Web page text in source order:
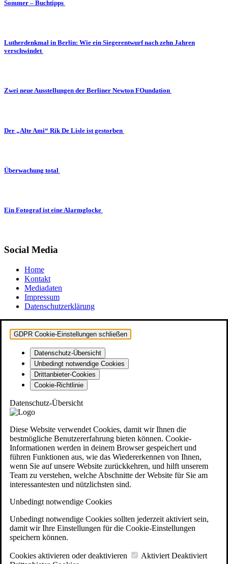
Sommer – Buchtipps
Lutherdenkmal in Berlin: Wie ein Siegerentwurf nach zehn Jahren
verschwindet
Zwei neue Ausstellungen der Berliner Newton FOundation
Der „Alte Ami“ Rik De Lisle ist gestorben
Überwachung total
Ein Fotograf ist eine Alarmglocke
Social Media
Home
Kontakt
Mediadaten
Impressum
Datenschutzerklärung
GDPR Cookie-Einstellungen schließen
Datenschutz-Übersicht
Unbedingt notwendige Cookies
Drittanbieter-Cookies
Cookie-Richtlinie
Datenschutz-Übersicht
Diese Website verwendet Cookies, damit wir Ihnen die
bestmögliche Benutzererfahrung bieten können. Cookie-
Informationen werden in deinem Browser gespeichert und
führen Funktionen aus, wie das Wiedererkennen von Ihnen,
wenn Sie auf unsere Website zurückkehren, und hilft unserem
Team zu verstehen, welche Abschnitte der Website für Sie am
interessantesten und nützlichsten sind.
Unbedingt notwendige Cookies
Unbedingt notwendige Cookies sollten jederzeit aktiviert sein,
damit wir Ihre Einstellungen für die Cookie-Einstellungen
speichern können.
Cookies aktivieren oder deaktivieren Aktiviert Deaktiviert